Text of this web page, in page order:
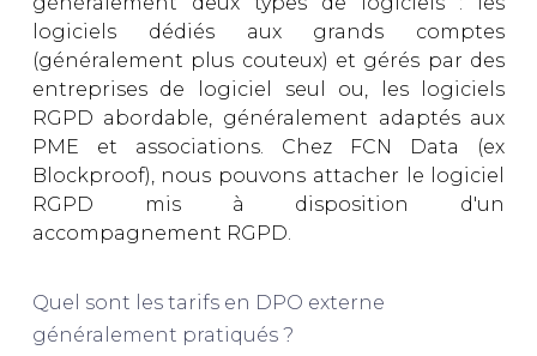
logiciels dédiés aux grands comptes
(généralement plus couteux) et gérés par des
entreprises de logiciel seul ou, les logiciels
RGPD abordable, généralement adaptés aux
PME et associations. Chez FCN Data (ex
Blockproof), nous pouvons attacher le logiciel
RGPD mis à disposition d'un
accompagnement RGPD.
Quel sont les tarifs en DPO externe
généralement pratiqués ?